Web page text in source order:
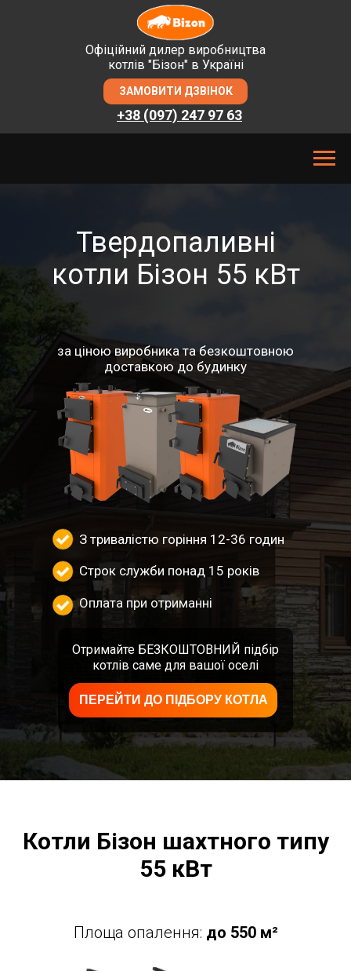
+38 (097) 247 97 63
Офіційний дилер виробництва
котлів "Бізон" в Україні
ЗАМОВИТИ ДЗВІНОК
Заказать звонок
Оплата при отриманні
Отримайте БЕЗКОШТОВНИЙ підбір
котлів саме для вашої оселі
за ціною виробника та безкоштовною
доставкою до будинку
Твердопаливні
котли Бізон 55 кВт
З тривалістю горіння 12-36 годин
Строк служби понад 15 років
ПЕРЕЙТИ ДО ПІДБОРУ КОТЛА
Котли Бізон шахтного типу
55 кВт
Площа опалення: до 550 м²